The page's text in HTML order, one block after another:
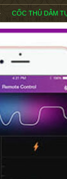
CỐC THỦ DÂM